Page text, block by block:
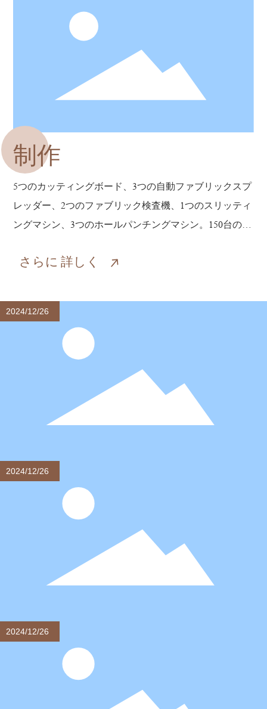
制作
5つのカッティングボード、3つの自動ファブリックスプ
レッダー、2つのファブリック検査機、1つのスリッティ
ングマシン、3つのホールパンチングマシン。150台のミ
ミシン、4台のボタンホールパンチングマシン。1台の結
機、1台の圧縮真空装置、1台の針検出器。最大生産能力
は年間360万セットです。
さらに 詳しく
2024/12/26
マットレスプロテクターは、清潔さと美しさのた
めにお勧めします！
手触り：本当に超ソフトな手触りで、寝転ぶたびに雲に
包まれているような感覚になる。
2024/12/26
マットレスプロテクターの選び方
マットレスプロテクターの生地は非常に重要で、個人の
好みに応じて、綿、麻、シルク、プラッシュなどの異な
2024/12/26